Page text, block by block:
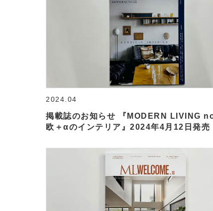
2024.04
掲載誌のお知らせ 『MODERN LIVING
欧＋αのインテリア』2024年4月12日発売